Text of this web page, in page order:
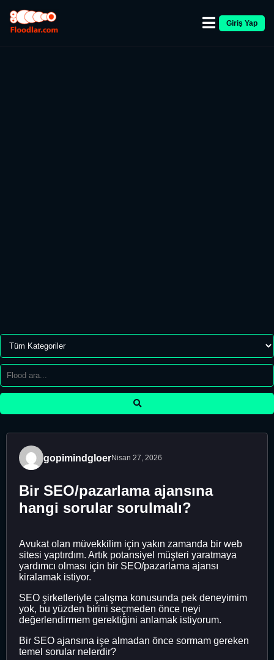
Giriş Yap
gopimindgloerNisan 27, 2026
Bir SEO/pazarlama ajansına
hangi sorular sorulmalı?
Avukat olan müvekkilim için yakın zamanda bir web
sitesi yaptırdım. Artık potansiyel müşteri yaratmaya
yardımcı olması için bir SEO/pazarlama ajansı
kiralamak istiyor.
SEO şirketleriyle çalışma konusunda pek deneyimim
yok, bu yüzden birini seçmeden önce neyi
değerlendirmem gerektiğini anlamak istiyorum.
Bir SEO ajansına işe almadan önce sormam gereken
temel sorular nelerdir?